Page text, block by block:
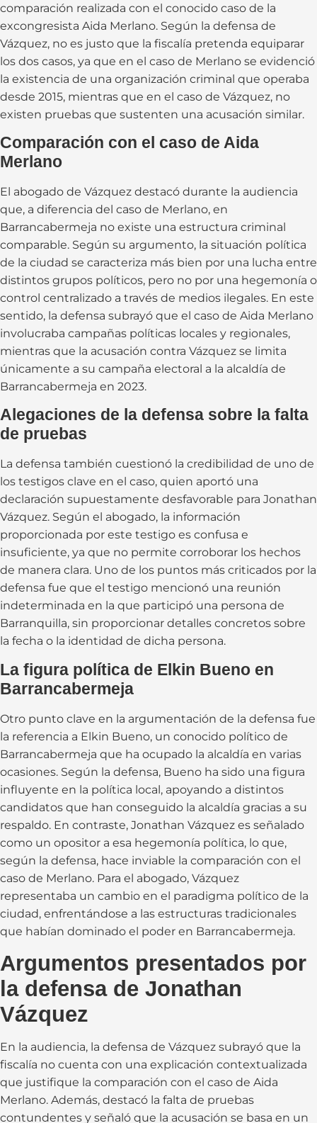
comparación realizada con el conocido caso de la
excongresista Aida Merlano. Según la defensa de
Vázquez, no es justo que la fiscalía pretenda equiparar
los dos casos, ya que en el caso de Merlano se evidenció
la existencia de una organización criminal que operaba
desde 2015, mientras que en el caso de Vázquez, no
existen pruebas que sustenten una acusación similar.
Comparación con el caso de Aida
Merlano
El abogado de Vázquez destacó durante la audiencia
que, a diferencia del caso de Merlano, en
Barrancabermeja no existe una estructura criminal
comparable. Según su argumento, la situación política
de la ciudad se caracteriza más bien por una lucha entre
distintos grupos políticos, pero no por una hegemonía o
control centralizado a través de medios ilegales. En este
sentido, la defensa subrayó que el caso de Aida Merlano
involucraba campañas políticas locales y regionales,
mientras que la acusación contra Vázquez se limita
únicamente a su campaña electoral a la alcaldía de
Barrancabermeja en 2023.
Alegaciones de la defensa sobre la falta
de pruebas
La defensa también cuestionó la credibilidad de uno de
los testigos clave en el caso, quien aportó una
declaración supuestamente desfavorable para Jonathan
Vázquez. Según el abogado, la información
proporcionada por este testigo es confusa e
insuficiente, ya que no permite corroborar los hechos
de manera clara. Uno de los puntos más criticados por la
defensa fue que el testigo mencionó una reunión
indeterminada en la que participó una persona de
Barranquilla, sin proporcionar detalles concretos sobre
la fecha o la identidad de dicha persona.
La figura política de Elkin Bueno en
Barrancabermeja
Otro punto clave en la argumentación de la defensa fue
la referencia a Elkin Bueno, un conocido político de
Barrancabermeja que ha ocupado la alcaldía en varias
ocasiones. Según la defensa, Bueno ha sido una figura
influyente en la política local, apoyando a distintos
candidatos que han conseguido la alcaldía gracias a su
respaldo. En contraste, Jonathan Vázquez es señalado
como un opositor a esa hegemonía política, lo que,
según la defensa, hace inviable la comparación con el
caso de Merlano. Para el abogado, Vázquez
representaba un cambio en el paradigma político de la
ciudad, enfrentándose a las estructuras tradicionales
que habían dominado el poder en Barrancabermeja.
Argumentos presentados por
la defensa de Jonathan
Vázquez
En la audiencia, la defensa de Vázquez subrayó que la
fiscalía no cuenta con una explicación contextualizada
que justifique la comparación con el caso de Aida
Merlano. Además, destacó la falta de pruebas
contundentes y señaló que la acusación se basa en un